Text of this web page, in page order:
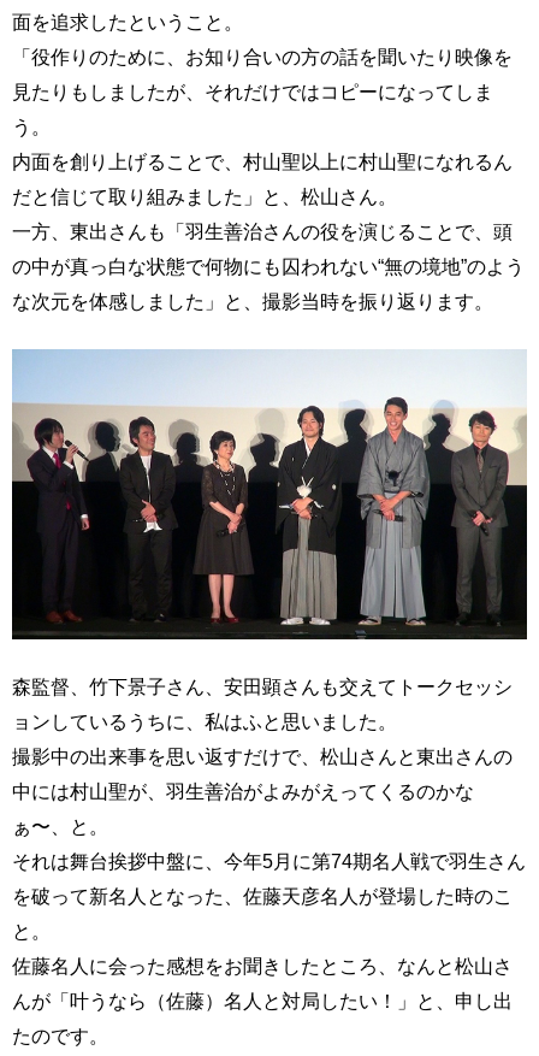
面を追求したということ。
「役作りのために、お知り合いの方の話を聞いたり映像を
見たりもしましたが、それだけではコピーになってしま
う。
内面を創り上げることで、村山聖以上に村山聖になれるん
だと信じて取り組みました」と、松山さん。
一方、東出さんも「羽生善治さんの役を演じることで、頭
の中が真っ白な状態で何物にも囚われない“無の境地”のよう
な次元を体感しました」と、撮影当時を振り返ります。
森監督、竹下景子さん、安田顕さんも交えてトークセッシ
ョンしているうちに、私はふと思いました。
撮影中の出来事を思い返すだけで、松山さんと東出さんの
中には村山聖が、羽生善治がよみがえってくるのかな
ぁ〜、と。
それは舞台挨拶中盤に、今年5月に第74期名人戦で羽生さん
を破って新名人となった、佐藤天彦名人が登場した時のこ
と。
佐藤名人に会った感想をお聞きしたところ、なんと松山さ
んが「叶うなら（佐藤）名人と対局したい！」と、申し出
たのです。